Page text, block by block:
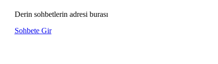
Derin sohbetlerin adresi burası
Sohbete Gir